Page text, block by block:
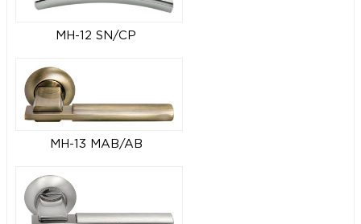
MH-12 SN/CP
MH-13 MAB/AB